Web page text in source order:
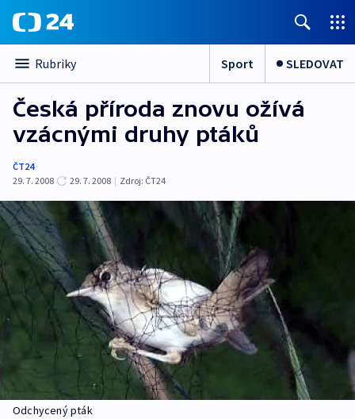
Rubriky Sport SLEDOVAT
Česká příroda znovu ožívá
vzácnými druhy ptáků
ČT24
29. 7. 2008
29. 7. 2008 | Zdroj: ČT24
Odchycený pták